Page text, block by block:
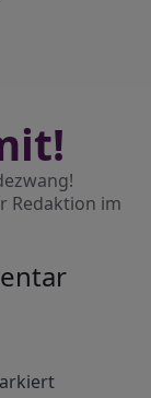
Redaktion im